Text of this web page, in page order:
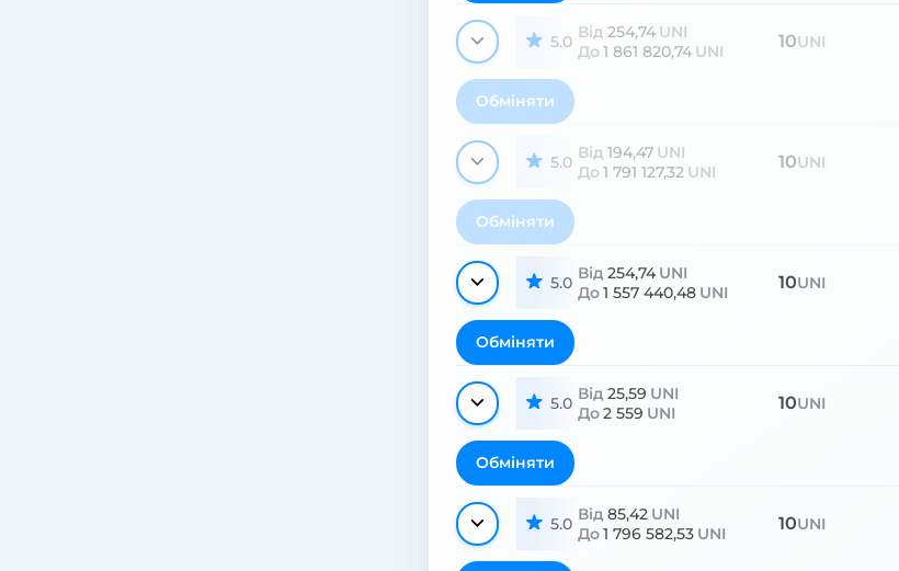
5.0 Від 254,74 UNI
До 1 861 820,74 UNI 10UNI
Обміняти
5.0 Від 194,47 UNI
До 1 791 127,32 UNI 10UNI
Обміняти
5.0 Від 254,74 UNI
До1 557 440,48 UNI 10UNI
Обміняти
5.0 Від 25,59 UNI
До2 559 UNI 10UNI
Обміняти
5.0 Від 85,42 UNI
До1 796 582,53 UNI 10UNI